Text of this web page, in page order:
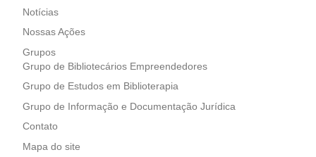
Notícias
Nossas Ações
Grupos
Grupo de Bibliotecários Empreendedores
Grupo de Estudos em Biblioterapia
Grupo de Informação e Documentação Jurídica
Contato
Mapa do site